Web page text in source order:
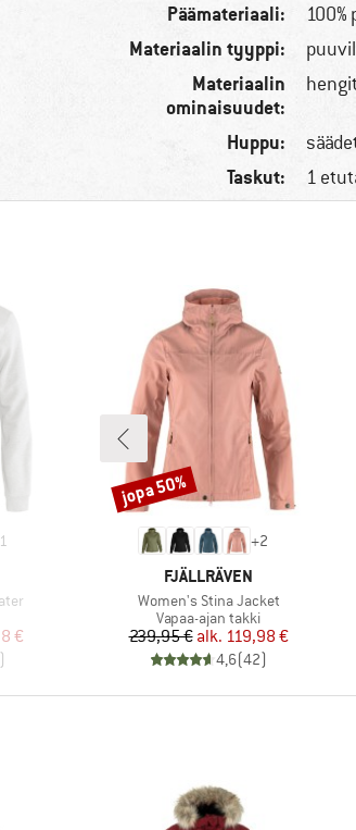
Päämateriaali:
Materiaalin tyyppi:
Materiaalin
ominaisuudet:
Huppu:
Taskut: 1
1
hinta
€
+2
MERKKI
FJÄLLRÄVEN
Tuote
Women's Stina Jacket
Tuoteryhmä
Vapaa-ajan takki
Hinta
239,95 € Alennettu hinta
alk. 119,98 €
4,6(42)
Alennus
jopa 50%